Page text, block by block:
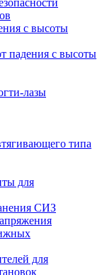
с высоты
падения с высоты
лазы
типа
для
СИЗ
для